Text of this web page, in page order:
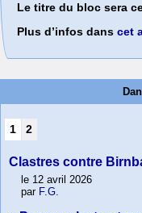
Le titre du bloc sera
Plus d’infos dans cet
1 2
Clastres contre
le 12 avril 2026
par F.G.